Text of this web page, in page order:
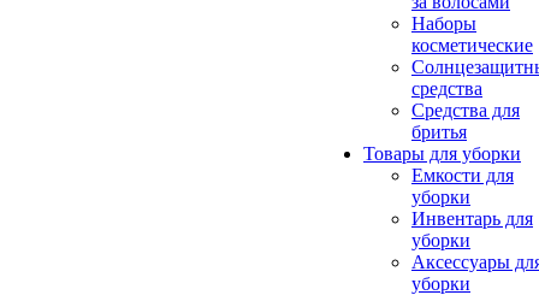
Наборы
косметические
средства
Средства для
бритья
Товары для уборки
Емкости для
уборки
Инвентарь для
уборки
Аксессуары
уборки